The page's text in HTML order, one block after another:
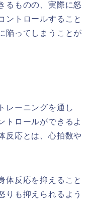
るものの、実際に怒
ントロールすること
陥ってしまうことが
レーニングを通し
トロールができるよ
反応とは、心拍数や
体反応を抑えること
りも抑えられるよう